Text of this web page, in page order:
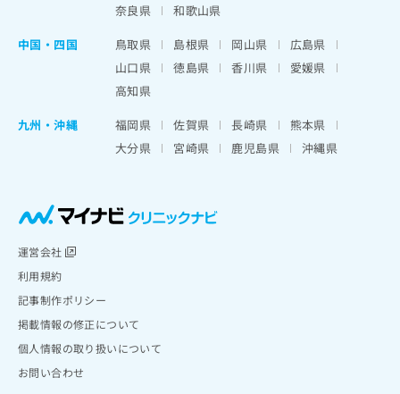
奈良県
和歌山県
中国・四国
鳥取県 島根県 岡山県
広島県
山口県
徳島県 香川県
愛媛県
高知県
九州・沖縄
福岡県 佐賀県 長崎県
熊本県
大分県
宮崎県 鹿児島県 沖縄県
運営会社
利用規約
記事制作ポリシー
掲載情報の修正について
個人情報の取り扱いについて
お問い合わせ